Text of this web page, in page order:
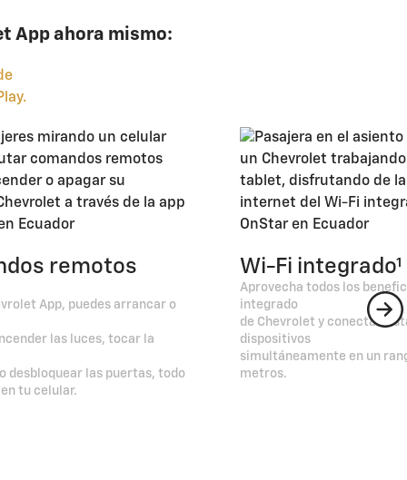
App ahora mismo:
remotos
App, puedes arrancar o
las luces, tocar la
desbloquear las puertas, todo
tu celular.
Wi-Fi integrado¹
Aprovecha todos los
integrado
de Chevrolet y conecta
dispositivos
simultáneamente en un
metros.